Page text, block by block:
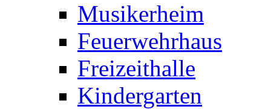
Musikerheim
Feuerwehrhaus
Freizeithalle
Kindergarten